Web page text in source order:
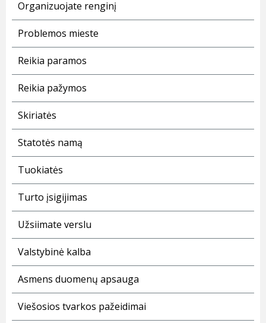
Organizuojate renginį
Problemos mieste
Reikia paramos
Reikia pažymos
Skiriatės
Statotės namą
Tuokiatės
Turto įsigijimas
Užsiimate verslu
Valstybinė kalba
Asmens duomenų apsauga
Viešosios tvarkos pažeidimai